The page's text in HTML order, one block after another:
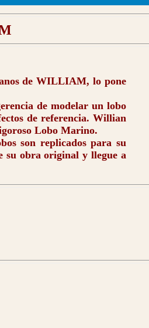
de WILLIAM, lo pone
de modelar un lobo
de referencia. Willian
Lobo Marino.
son replicados para su
su obra original y llegue a